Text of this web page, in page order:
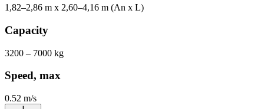
1,82–2,86 m x 2,60–4,16 m (An x L)
Capacity
3200 – 7000 kg
Speed, max
0.52 m/s